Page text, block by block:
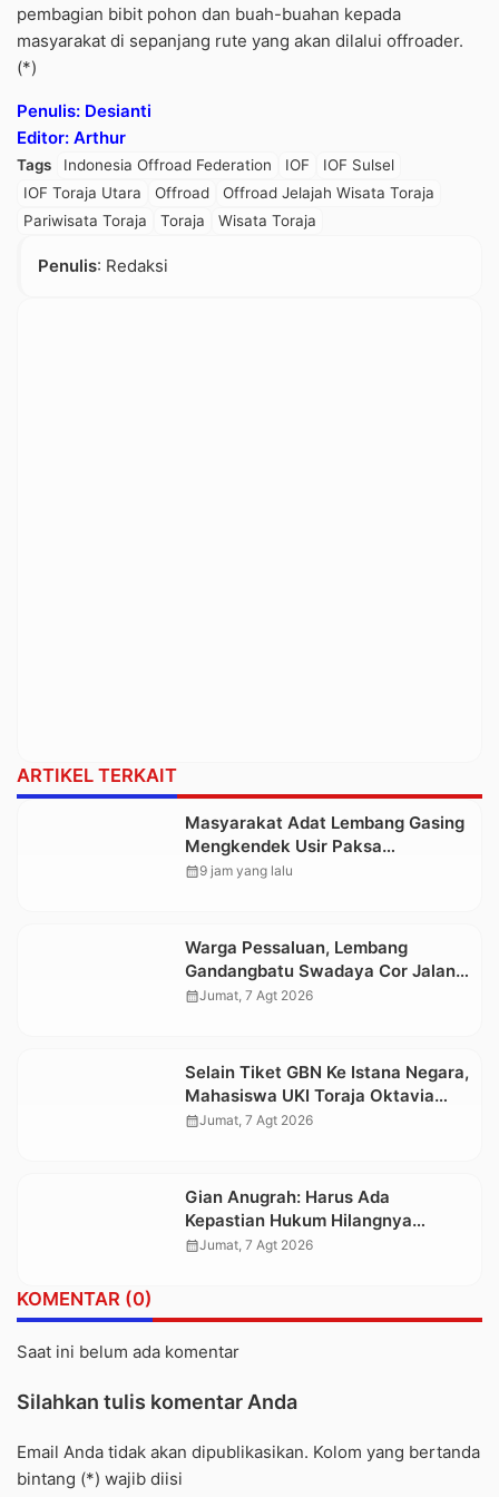
pembagian bibit pohon dan buah-buahan kepada
masyarakat di sepanjang rute yang akan dilalui offroader.
(*)
Penulis: Desianti
Editor: Arthur
Tags Indonesia Offroad Federation IOF
IOF Sulsel
IOF Toraja Utara
Offroad
Offroad Jelajah Wisata Toraja
Pariwisata Toraja
Toraja Wisata Toraja
Penulis: Redaksi
ARTIKEL TERKAIT
Masyarakat Adat Lembang Gasing
Mengkendek Usir Paksa
Penggarap yang Rusak Kawasan
calendar_month9 jam yang lalu
Warga Pessaluan, Lembang
Gandangbatu Swadaya Cor Jalan
Kabupaten
calendar_monthJumat, 7 Agt 2026
Selain Tiket GBN Ke Istana Negara,
Mahasiswa UKI Toraja Oktavia
juga Lolos ke Pekan Seni
calendar_monthJumat, 7 Agt 2026
Gian Anugrah: Harus Ada
Kepastian Hukum Hilangnya
Stoner, Agar Keluarga tidak Larut
calendar_monthJumat, 7 Agt 2026
KOMENTAR (0)
Saat ini belum ada komentar
Silahkan tulis komentar Anda
Email Anda tidak akan dipublikasikan. Kolom yang bertanda
bintang (*) wajib diisi